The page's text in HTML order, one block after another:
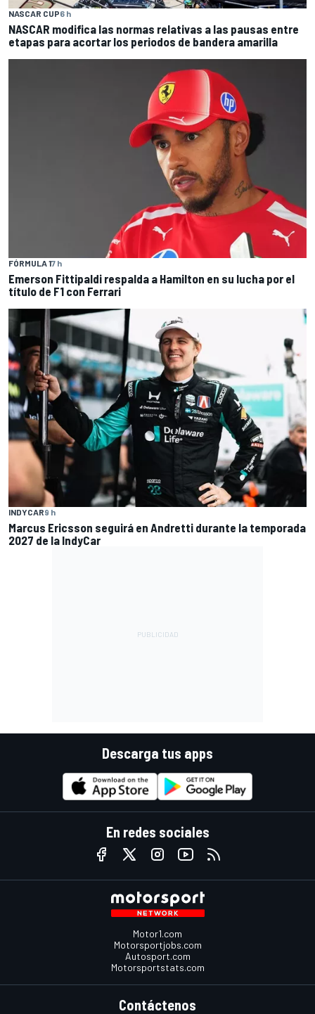
NASCAR CUP6 h
NASCAR modifica las normas relativas a las pausas entre
etapas para acortar los periodos de bandera amarilla
FÓRMULA 17 h
Emerson Fittipaldi respalda a Hamilton en su lucha por el
título de F1 con Ferrari
INDYCAR9 h
Marcus Ericsson seguirá en Andretti durante la temporada
2027 de la IndyCar
Descarga tus apps
En redes sociales
Motor1.com
Motorsportjobs.com
Autosport.com
Motorsportstats.com
Contáctenos